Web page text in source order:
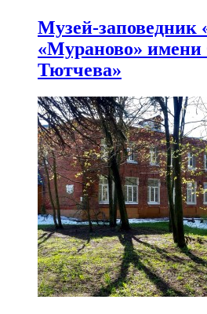
Музей-заповедник
«Мураново»
Тютчева»